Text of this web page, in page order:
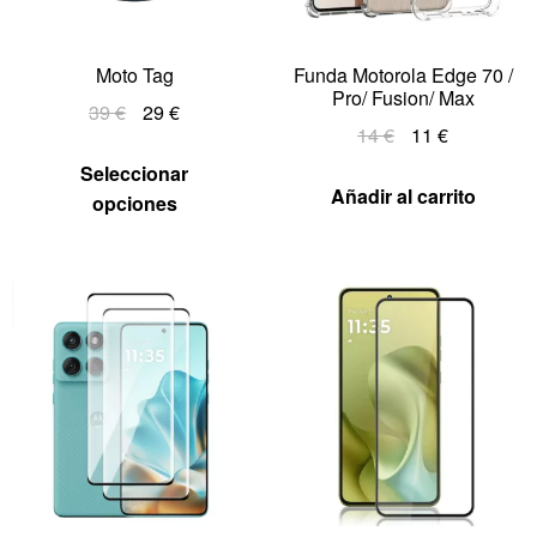
Moto Tag
39€ 29€
Seleccionar
opciones
Funda Motorola Edge 70 /
Pro/ Fusion/ Max
14€ 11 €
Añadir al carrito